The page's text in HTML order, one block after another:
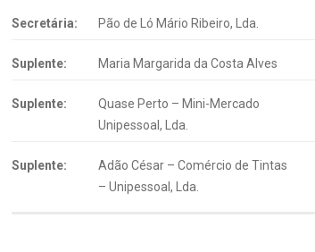
Secretária: Pão de Ló Mário Ribeiro, Lda.
Suplente: Maria Margarida da Costa Alves
Suplente:
Quase Perto – Mini-Mercado
Unipessoal, Lda.
Suplente:
Adão César – Comércio de Tintas
– Unipessoal, Lda.